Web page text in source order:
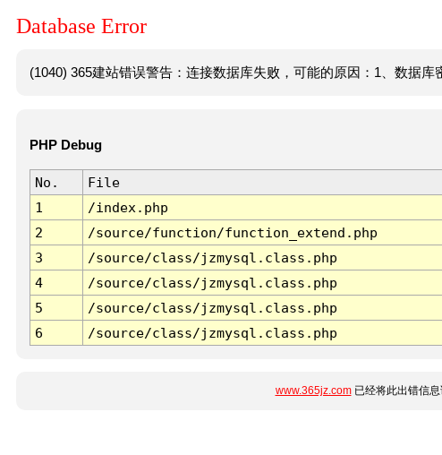
Database Error
(1040) 365建站错误警告：连接数据库失败，可能的原因：1、数据库
PHP Debug
No. File
1
/index.php
2
/source/function/function_extend.php
3
/source/class/jzmysql.class.php
4
/source/class/jzmysql.class.php
5
/source/class/jzmysql.class.php
6
/source/class/jzmysql.class.php
www.365jz.com已经将此出错信息